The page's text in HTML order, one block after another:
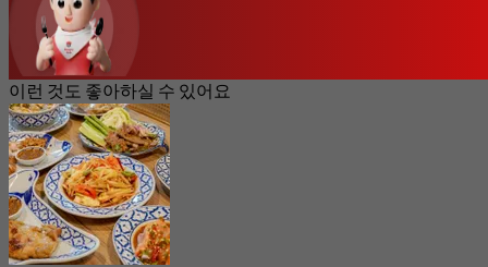
이런 것도 좋아하실 수 있어요